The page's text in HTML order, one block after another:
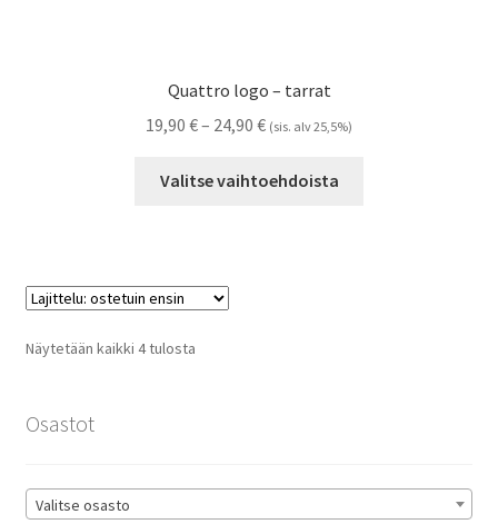
Quattro logo – tarrat
19,90 €– 24,90 €Hintaluokka:
-
(sis. alv 25,5%)
Valitse vaihtoehdoista
Näytetään kaikki 4 tulostaSuosituimmat
Osastot
Valitse osasto